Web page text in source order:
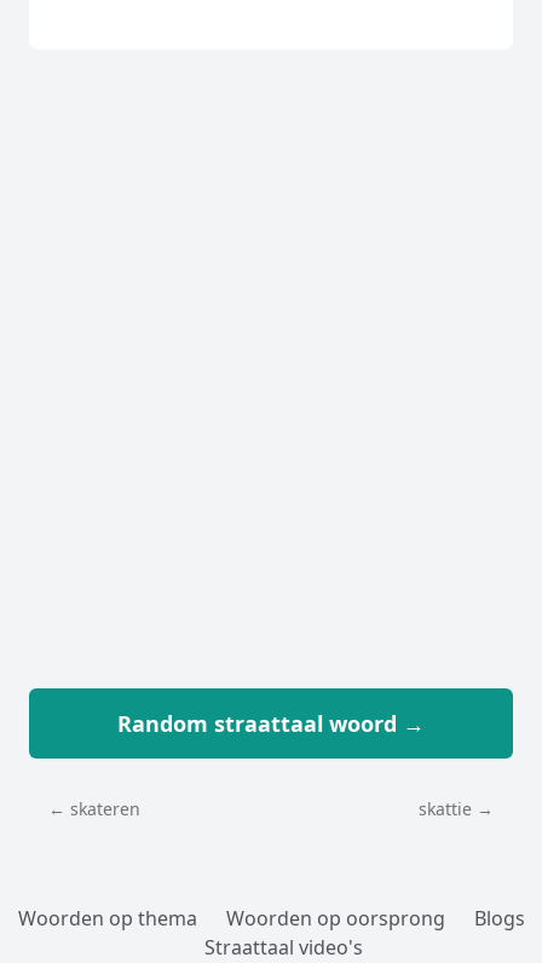
Random straattaal woord →
← skateren skattie →
Woorden op thema Woorden op oorsprong
Blogs
Straattaal video's